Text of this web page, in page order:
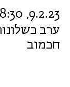
חכמוב
9.2.23, 18:30